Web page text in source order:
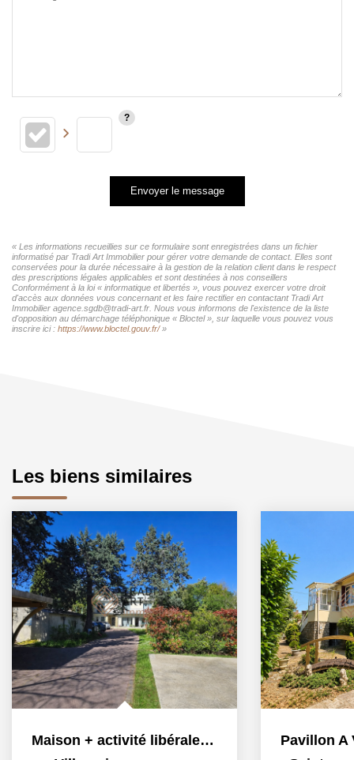
Envoyer le message
« Les informations recueillies sur ce formulaire sont enregistrées dans un fichier
informatisé par Tradi Art Immobilier pour gérer votre demande de contact. Elles sont
conservées pour la durée nécessaire à la gestion de la relation client dans le respect
des prescriptions légales applicables et sont destinées à nos conseillers
Conformément à la loi « informatique et libertés », vous pouvez exercer votre droit
d'accès aux données vous concernant et les faire rectifier en contactant Tradi Art
Immobilier agence.sgdb@tradi-art.fr. Nous vous informons de l'existence de la liste
d'opposition au démarchage téléphonique « Bloctel », sur laquelle vous pouvez vous
inscrire ici : https://www.bloctel.gouv.fr/»
Les biens similaires
Maison + activité libérale + terrain constructible